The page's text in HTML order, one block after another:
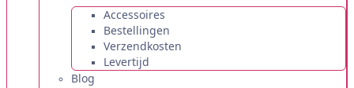
Accessoires
Bestellingen
Verzendkosten
Levertijd
Blog